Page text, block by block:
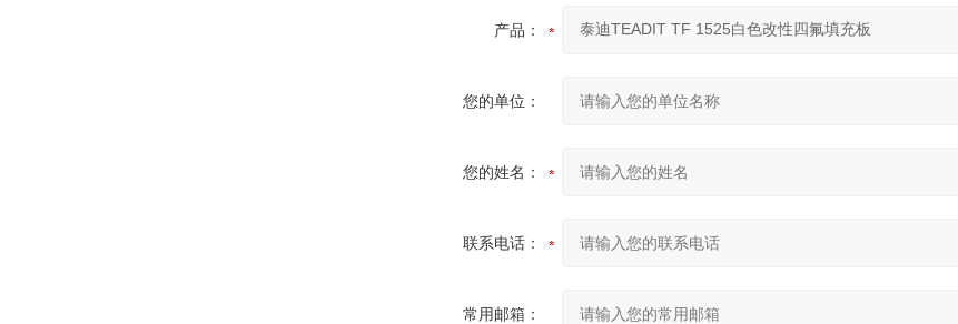
产品：
您的单位：
您的姓名：
联系电话：
常用邮箱：